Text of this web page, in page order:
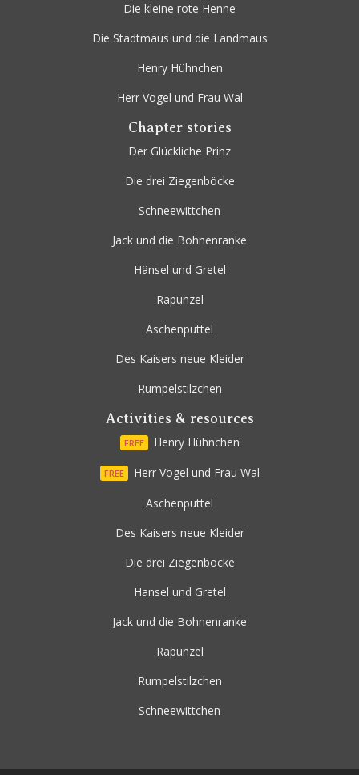
Die kleine rote Henne
Die Stadtmaus und die Landmaus
Henry Hühnchen
Herr Vogel und Frau Wal
Chapter stories
Der Glückliche Prinz
Die drei Ziegenböcke
Schneewittchen
Jack und die Bohnenranke
Hänsel und Gretel
Rapunzel
Aschenputtel
Des Kaisers neue Kleider
Rumpelstilzchen
Activities & resources
FREE Henry Hühnchen
FREE
Herr Vogel und Frau Wal
Aschenputtel
Des Kaisers neue Kleider
Die drei Ziegenböcke
Hansel und Gretel
Jack und die Bohnenranke
Rapunzel
Rumpelstilzchen
Schneewittchen